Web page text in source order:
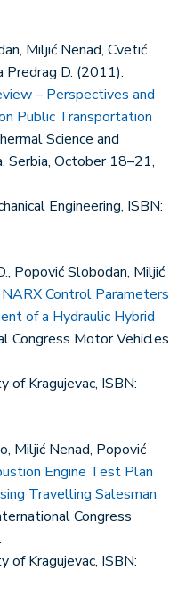
Miljić Nenad, Cvetić
Predrag D. (2011).
– Perspectives and
Public Transportation
Science and
Serbia, October 18–21,
Engineering, ISBN:
Popović Slobodan, Miljić
Control Parameters
of a Hydraulic Hybrid
Congress Motor Vehicles
of Kragujevac, ISBN:
Miljić Nenad, Popović
Engine Test Plan
Travelling Salesman
Congress
of Kragujevac, ISBN: